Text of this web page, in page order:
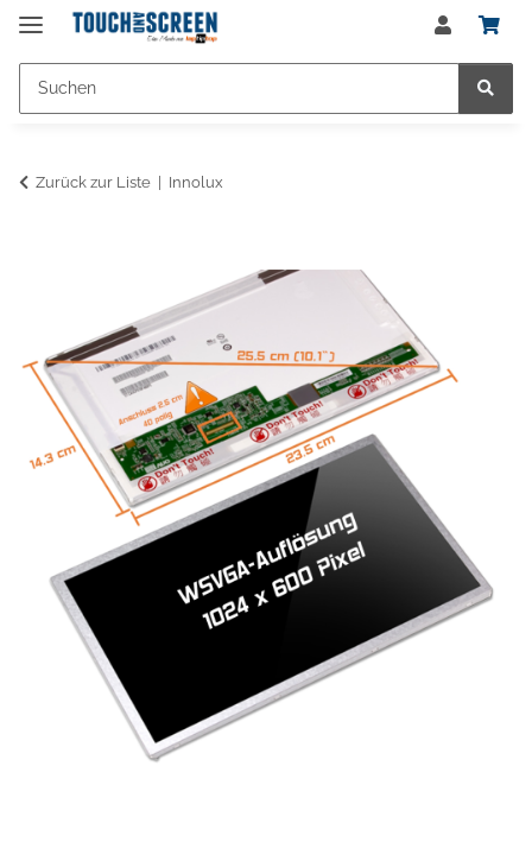
Zurück zur Liste Innolux